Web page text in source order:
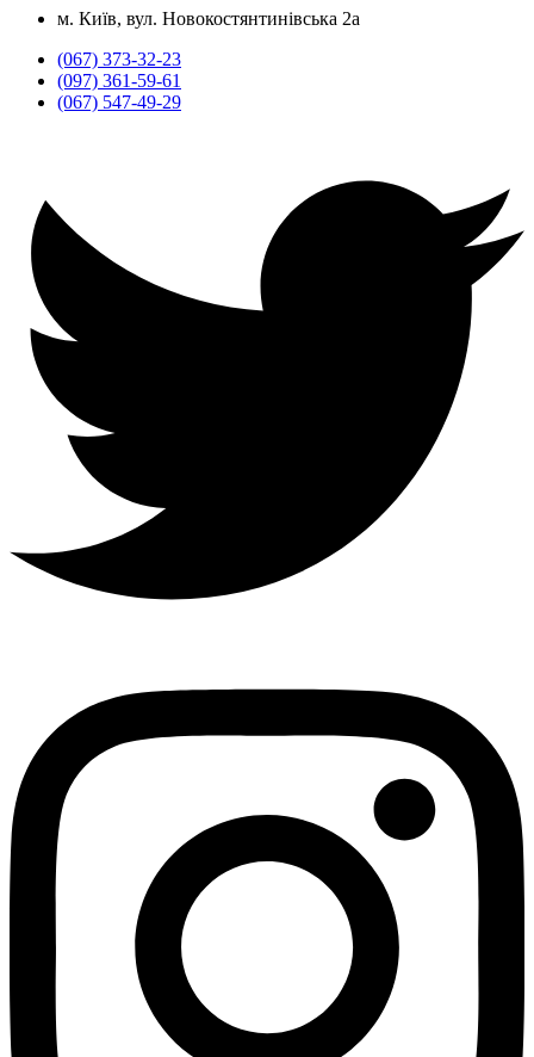
м. Київ, вул. Новокостянтинівська 2а
(067) 373-32-23
(097) 361-59-61
(067) 547-49-29